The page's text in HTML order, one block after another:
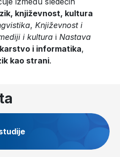
književnost, kultura
, Književnost i
i kulturai Nastava
i informatika,
kao strani.